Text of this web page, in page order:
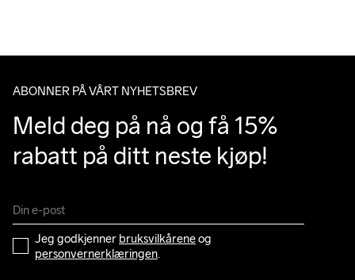
ABONNER PÅ VÅRT NYHETSBREV
Meld deg på nå og få 15%
rabatt på ditt neste kjøp!
Jeg godkjenner bruksvilkårene
personvernerklæringen.